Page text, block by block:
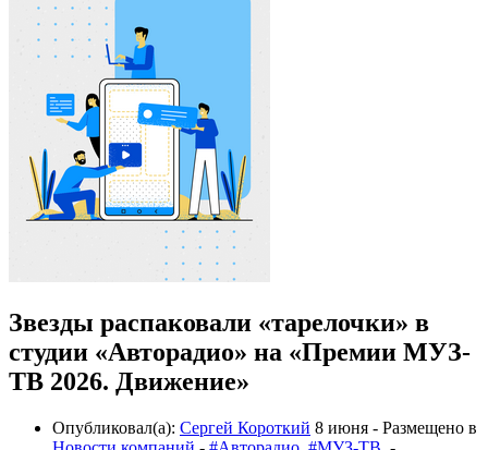
Звезды распаковали «тарелочки» в
студии «Авторадио» на «Премии МУЗ-
ТВ 2026. Движение»
Опубликовал(а): Сергей Короткий 8 июня - Размещено в